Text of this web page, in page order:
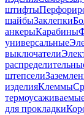
штифты
шайбыЗаклепки
анкерыКарабины
универсальные
выключатели
штепсели
изделияКлеммы
для прокладки